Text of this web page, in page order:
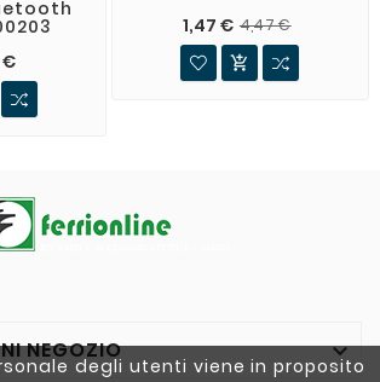
degli utenti viene in proposito
€
1,47 € 4,47 €

NEGOZIO 